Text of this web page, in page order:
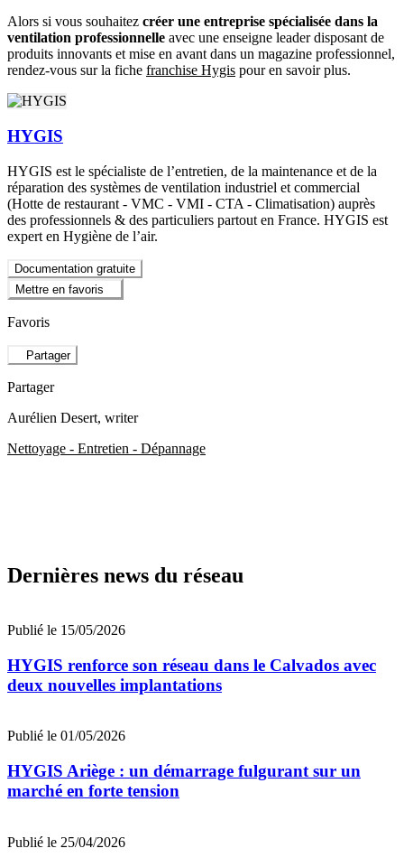
Alors si vous souhaitez créer une entreprise spécialisée dans la
ventilation professionnelle avec une enseigne leader disposant de
produits innovants et mise en avant dans un magazine professionnel,
rendez-vous sur la fiche franchise Hygis pour en savoir plus.
HYGIS
HYGIS est le spécialiste de l’entretien, de la maintenance et de la
réparation des systèmes de ventilation industriel et commercial
(Hotte de restaurant - VMC - VMI - CTA - Climatisation) auprès
des professionnels & des particuliers partout en France. HYGIS est
expert en Hygiène de l’air.
Documentation gratuite
Mettre en favoris
Favoris
Partager
Partager
Aurélien Desert, writer
Nettoyage - Entretien - Dépannage
Dernières news du réseau
Publié le 15/05/2026
HYGIS renforce son réseau dans le Calvados avec
deux nouvelles implantations
Publié le 01/05/2026
HYGIS Ariège : un démarrage fulgurant sur un
marché en forte tension
Publié le 25/04/2026